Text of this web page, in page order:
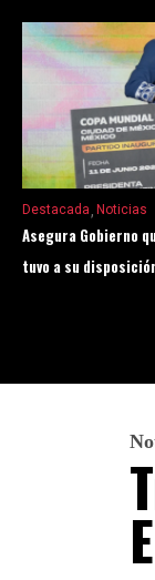
Destacada Noticias
Asegura Gobierno
tuvo a su